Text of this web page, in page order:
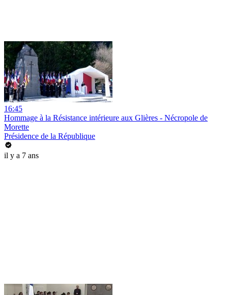
16:45
Hommage à la Résistance intérieure aux Glières - Nécropole de
Morette
Présidence de la République
il y a 7 ans